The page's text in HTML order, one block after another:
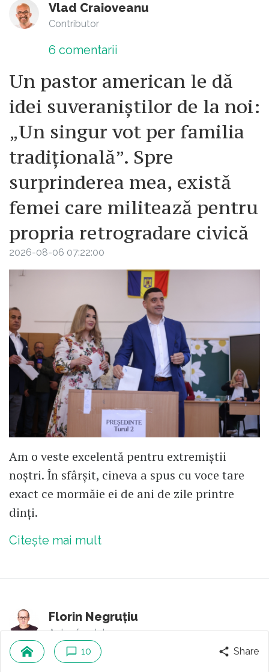
Vlad Craioveanu
Contributor
6 comentarii
Un pastor american le dă
idei suveraniștilor de la noi:
„Un singur vot per familia
tradițională”. Spre
surprinderea mea, există
femei care militează pentru
propria retrogradare civică
2026-08-06 07:22:00
Am o veste excelentă pentru extremiștii
noștri. În sfârșit, cineva a spus cu voce tare
exact ce mormăie ei de ani de zile printre
dinți.
Citește mai mult
Florin Negruțiu
Autor fondator
3comentarii
10 Share